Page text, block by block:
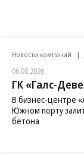
Новости компаний
06.08.2026
ГК «Галс-
В бизнес-центре
Южном порту
бетона